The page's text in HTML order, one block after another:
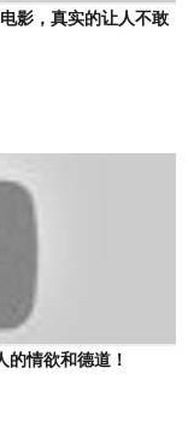
影，真实的让人不敢
的情欲和德道！